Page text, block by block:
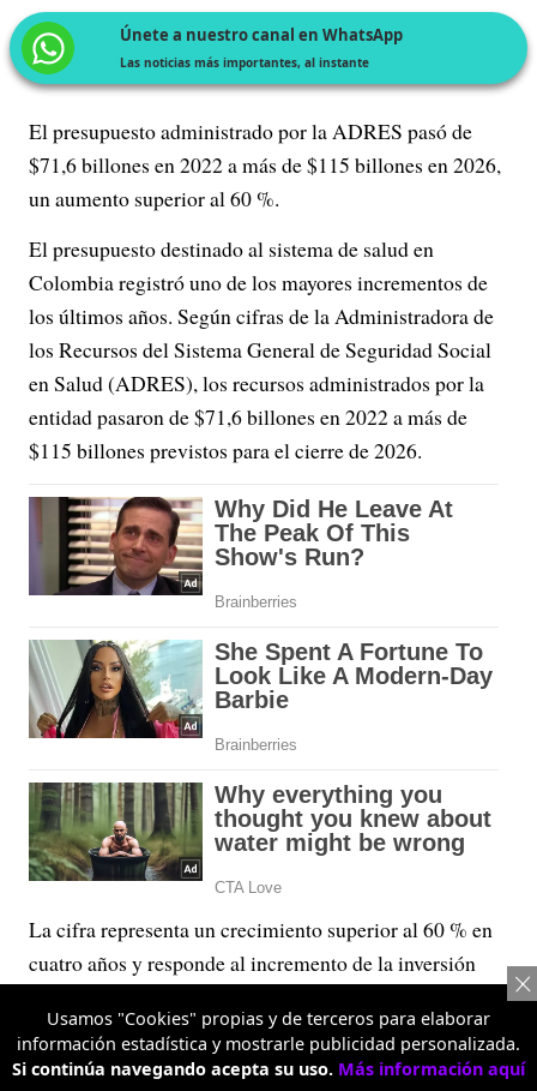
Únete a nuestro canal en WhatsApp
Las noticias más importantes, al instante
El presupuesto administrado por la ADRES pasó de
$71,6 billones en 2022 a más de $115 billones en 2026,
un aumento superior al 60 %.
El presupuesto destinado al sistema de salud en
Colombia registró uno de los mayores incrementos de
los últimos años. Según cifras de la Administradora de
los Recursos del Sistema General de Seguridad Social
en Salud (ADRES), los recursos administrados por la
entidad pasaron de $71,6 billones en 2022 a más de
$115 billones previstos para el cierre de 2026.
La cifra representa un crecimiento superior al 60 % en
cuatro años y responde al incremento de la inversión
Inicialmente, para 2026 se habían presupuestado $110,7
billones, pero posteriormente el Confis aprobó una
Usamos "Cookies" propias y de terceros para elaborar
información estadística y mostrarle publicidad personalizada.
Si continúa navegando acepta su uso. Más información aquí